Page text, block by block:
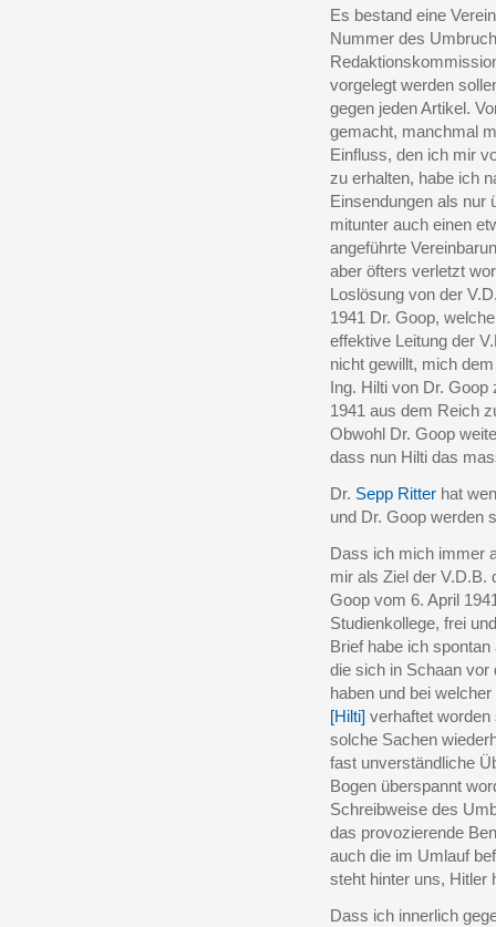
Es bestand eine
Nummer des
vorgelegt werden
gegen jeden Artikel.
gemacht, manchmal
Einfluss, den ich mir
zu erhalten, habe ich
Einsendungen als nur
mitunter auch einen
angeführte
aber öfters verletzt
Loslösung von der
1941 Dr. Goop,
effektive Leitung der
nicht gewillt, mich
Ing. Hilti von Dr.
1941 aus dem Reich
Obwohl Dr. Goop
dass nun Hilti das
Dr. Sepp Ritter hat
und Dr. Goop werden
Dass ich mich immer
mir als Ziel der V.D.B.
Goop vom 6. April
Studienkollege, frei
Brief habe ich
die sich in Schaan vor
haben und bei
[Hilti] verhaftet
solche Sachen
fast unverständliche
Bogen überspannt
Schreibweise des
das provozierende
auch die im Umlauf
steht hinter uns, Hitler
Dass ich innerlich